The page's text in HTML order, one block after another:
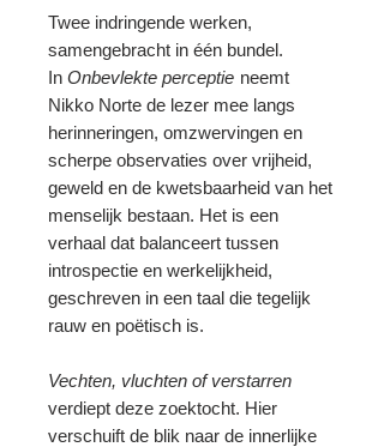
Twee indringende werken,
samengebracht in één bundel.
In Onbevlekte perceptie neemt
Nikko Norte de lezer mee langs
herinneringen, omzwervingen en
scherpe observaties over vrijheid,
geweld en de kwetsbaarheid van het
menselijk bestaan. Het is een
verhaal dat balanceert tussen
introspectie en werkelijkheid,
geschreven in een taal die tegelijk
rauw en poëtisch is.
Vechten, vluchten of verstarren
verdiept deze zoektocht. Hier
verschuift de blik naar de innerlijke